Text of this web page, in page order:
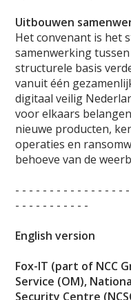
Uitbouwen
Het convenant is het
samenwerking
structurele basis
vanuit één
digitaal veilig
voor elkaars
nieuwe producten,
operaties en
behoeve van de
- - - - - - - - - - - - - - - -
- - - - - - - - - - -
English version
Fox-IT (part of NCC
Service (OM),
Security Centre